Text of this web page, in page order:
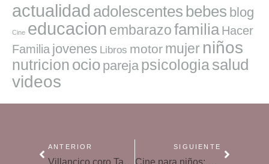
actualidad adolescentes bebes blog
Cine educacion embarazofamilia Hacer
Familia jovenes Libros motor mujer niños
nutricion ocio pareja psicologiasalud
videos
ANTERIOR
Villancico coro Tajamar – Ay, del Chiquirritín
SIGUIENTE
Cine para niños: «Lluvia de albóndigas 2»